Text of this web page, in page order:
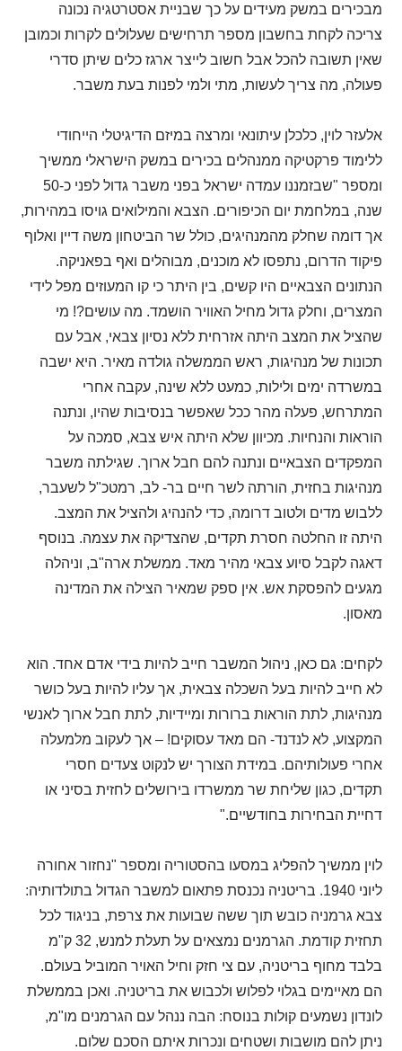
מבכירים במשק מעידים על כך שבניית אסטרטגיה נכונה
צריכה לקחת בחשבון מספר תרחישים שעלולים לקרות וכמובן
שאין תשובה להכל אבל חשוב לייצר ארגז כלים שיתן סדרי
פעולה, מה צריך לעשות, מתי ולמי לפנות בעת משבר.
אלעזר לוין, כלכלן עיתונאי ומרצה במיזם הדיגיטלי הייחודי
ללימוד פרקטיקה ממנהלים בכירים במשק הישראלי ממשיך
ומספר "שבזמננו עמדה ישראל בפני משבר גדול לפני כ-50
שנה, במלחמת יום הכיפורים. הצבא והמילואים גויסו במהירות,
אך דומה שחלק מהמנהיגים, כולל שר הביטחון משה דיין ואלוף
פיקוד הדרום, נתפסו לא מוכנים, מבוהלים ואף בפאניקה.
הנתונים הצבאיים היו קשים, בין היתר כי קו המעוזים מפל לידי
המצרים, וחלק גדול מחיל האוויר הושמד. מה עושים?! מי
שהציל את המצב היתה אזרחית ללא נסיון צבאי, אבל עם
תכונות של מנהיגות, ראש הממשלה גולדה מאיר. היא ישבה
במשרדה ימים ולילות, כמעט ללא שינה, עקבה אחרי
המתרחש, פעלה מהר ככל שאפשר בנסיבות שהיו, ונתנה
הוראות והנחיות. מכיוון שלא היתה איש צבא, סמכה על
המפקדים הצבאיים ונתנה להם חבל ארוך. שגילתה משבר
מנהיגות בחזית, הורתה לשר חיים בר- לב, רמטכ"ל לשעבר,
ללבוש מדים ולטוב דרומה, כדי להנהיג ולהציל את המצב.
היתה זו החלטה חסרת תקדים, שהצדיקה את עצמה. בנוסף
דאגה לקבל סיוע צבאי מהיר מאד. ממשלת ארה"ב, וניהלה
מגעים להפסקת אש. אין ספק שמאיר הצילה את המדינה
מאסון.
לקחים: גם כאן, ניהול המשבר חייב להיות בידי אדם אחד. הוא
לא חייב להיות בעל השכלה צבאית, אך עליו להיות בעל כושר
מנהיגות, לתת הוראות ברורות ומיידיות, לתת חבל ארוך לאנשי
המקצוע, לא לנדנד- הם מאד עסוקים! – אך לעקוב מלמעלה
אחרי פעולותיהם. במידת הצורך יש לנקוט צעדים חסרי
תקדים, כגון שליחת שר ממשרדו בירושלים לחזית בסיני או
דחיית הבחירות בחודשיים."
לוין ממשיך להפליג במסעו בהסטוריה ומספר "נחזור אחורה
ליוני 1940. בריטניה נכנסת פתאום למשבר הגדול בתולדותיה:
צבא גרמניה כובש תוך ששה שבועות את צרפת, בניגוד לכל
תחזית קודמת. הגרמנים נמצאים על תעלת למנש, 32 ק"מ
בלבד מחוף בריטניה, עם צי חזק וחיל האויר המוביל בעולם.
הם מאיימים בגלוי לפלוש ולכבוש את בריטניה. ואכן בממשלת
לונדון נשמעים קולות בנוסח: הבה ננהל עם הגרמנים מו"מ,
ניתן להם מושבות ושטחים ונכרות איתם הסכם שלום.